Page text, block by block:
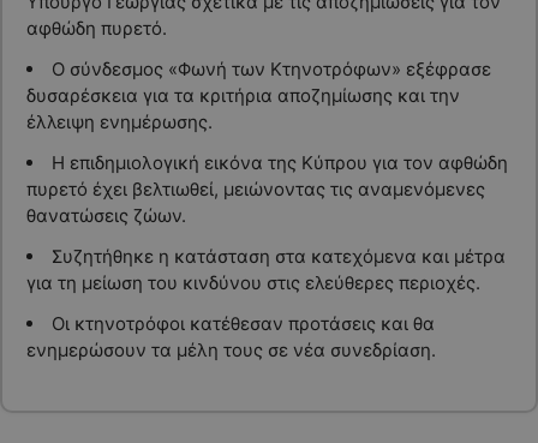
αφθώδη πυρετό.
Ο σύνδεσμος «Φωνή των Κτηνοτρόφων» εξέφρασε
δυσαρέσκεια για τα κριτήρια αποζημίωσης και την
έλλειψη ενημέρωσης.
Η επιδημιολογική εικόνα της Κύπρου για τον αφθώδη
πυρετό έχει βελτιωθεί, μειώνοντας τις αναμενόμενες
θανατώσεις ζώων.
Συζητήθηκε η κατάσταση στα κατεχόμενα και μέτρα
για τη μείωση του κινδύνου στις ελεύθερες περιοχές.
Οι κτηνοτρόφοι κατέθεσαν προτάσεις και θα
ενημερώσουν τα μέλη τους σε νέα συνεδρίαση.